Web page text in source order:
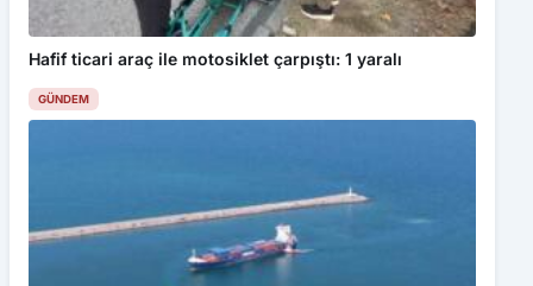
Hafif ticari araç ile motosiklet çarpıştı: 1 yaralı
GÜNDEM